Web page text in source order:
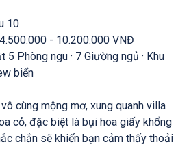
10
4.500.000 - 10.200.000 VNĐ
5 Phòng ngu · 7 Giường ngủ · Khu
biển
cùng mộng mơ, xung quanh villa
cỏ, đặc biệt là bụi hoa giấy khổng
chắn sẽ khiến bạn cảm thấy thoải